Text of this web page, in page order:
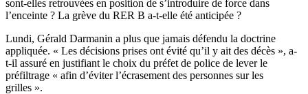
sont-elles retrouvées en position de s’introduire de force dans
l’enceinte ? La grève du RER B a-t-elle été anticipée ?
Lundi, Gérald Darmanin a plus que jamais défendu la doctrine
appliquée. « Les décisions prises ont évité qu’il y ait des décès », a-
t-il assuré en justifiant le choix du préfet de police de lever le
préfiltrage « afin d’éviter l’écrasement des personnes sur les
grilles ».